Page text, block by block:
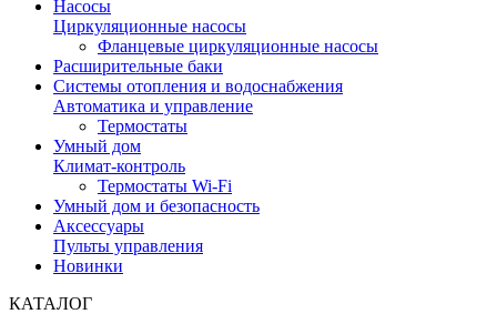
Насосы
Циркуляционные насосы
Фланцевые циркуляционные насосы
Расширительные баки
Системы отопления и водоснабжения
Автоматика и управление
Термостаты
Умный дом
Климат-контроль
Термостаты Wi-Fi
Умный дом и безопасность
Аксессуары
Пульты управления
Новинки
КАТАЛОГ